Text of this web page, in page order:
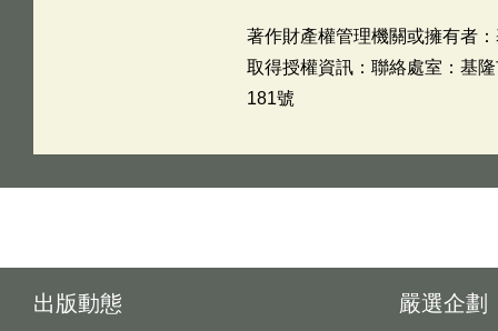
著作財產權管理機關或擁有者
取得授權資訊：聯絡處室：基
181號
出版動態 嚴選企劃